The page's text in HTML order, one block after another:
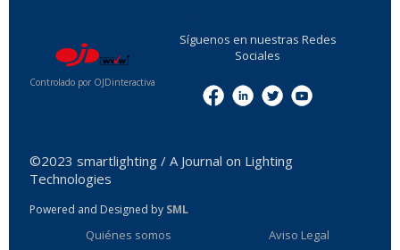
Controlado por OJDinteractiva
Síguenos en nuestras Redes
Sociales
©2023 smartlighting / A Journal on Lighting
Technologies
Powered and Designed by SML
Quiénes somos Aviso Legal